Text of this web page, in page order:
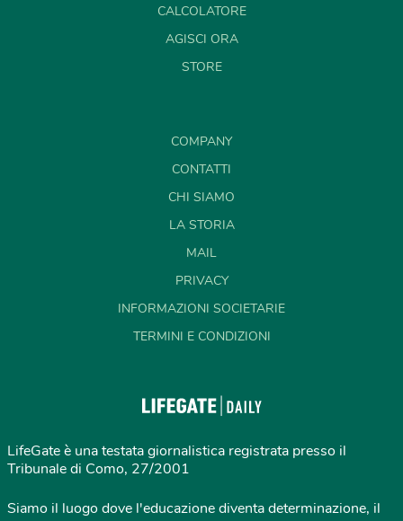
CALCOLATORE
AGISCI ORA
STORE
COMPANY
CONTATTI
CHI SIAMO
LA STORIA
MAIL
PRIVACY
INFORMAZIONI SOCIETARIE
TERMINI E CONDIZIONI
LifeGate è una testata giornalistica registrata presso il
Tribunale di Como, 27/2001
Siamo il luogo dove l'educazione diventa determinazione, il